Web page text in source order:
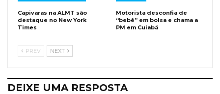
Capivaras na ALMT são
destaque no New York
Times
Motorista desconfia de
“bebê” em bolsa e chama a
PM em Cuiabá
PREV NEXT
DEIXE UMA RESPOSTA